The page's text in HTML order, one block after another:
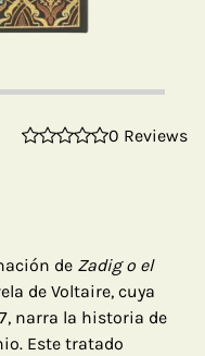
0 Reviews
de Zadig o el
de Voltaire, cuya
narra la historia de
Este tratado